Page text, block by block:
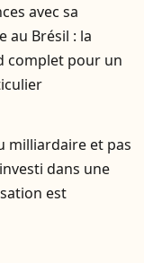
avec sa
au Brésil : la
complet pour un
milliardaire et pas
dans une
est